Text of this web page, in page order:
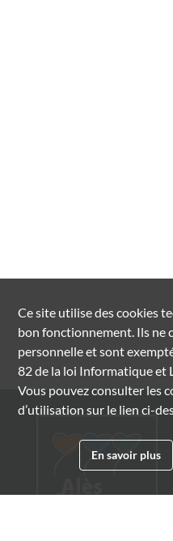
Ce site utilise descookies
bon fonctionnement. Ils ne
personnelle et sont
82 de la loi Informatique et
Vous pouvez consulter les
d’utilisation sur le lien ci-
En savoir plus